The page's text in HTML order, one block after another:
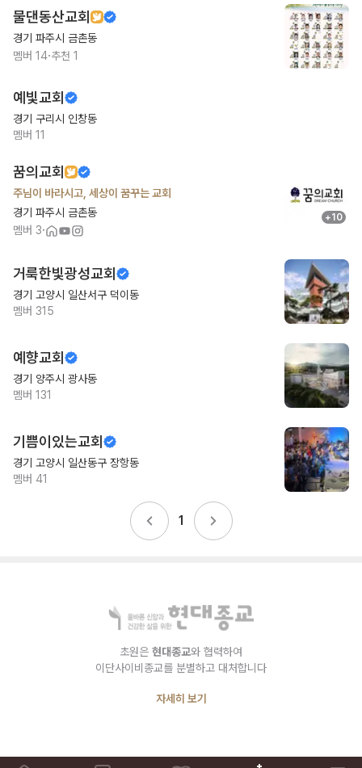
물댄동산교회
경기 파주시 금촌동
멤버 14·추천 1
예빛교회
경기 구리시 인창동
멤버 11
꿈의교회
주님이 바라시고, 세상이 꿈꾸는 교회
경기 파주시 금촌동
멤버 3·
+10
거룩한빛광성교회
경기 고양시 일산서구 덕이동
멤버 315
예향교회
경기 양주시 광사동
멤버 131
기쁨이있는교회
경기 고양시 일산동구 장항동
멤버 41
1
초원은 현대종교와 협력하여
이단사이비종교를 분별하고 대처합니다
자세히 보기